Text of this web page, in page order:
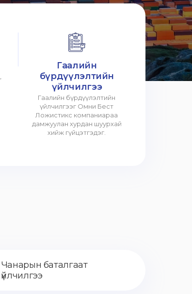
Гаалийн
бүрдүүлэлтийн
үйлчилгээ
Гаалийн бүрдүүлэлтийн
үйлчилгээг Омни Бест
Ложистикс компаниараа
дамжуулан хурдан шуурхай
хийж гүйцэтгэдэг.
Чанарын баталгаат
үйлчилгээ